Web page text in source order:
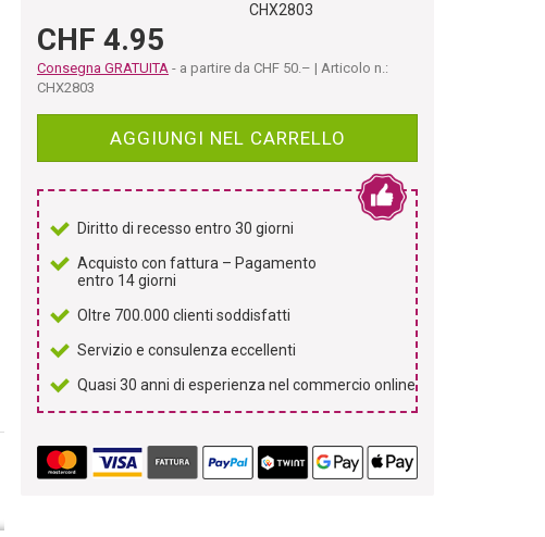
CHX2803
CHF 4.95
Consegna GRATUITA - a partire da CHF 50.– | Articolo n.:
CHX2803
AGGIUNGI NEL CARRELLO
Diritto di recesso entro 30 giorni
Acquisto con fattura – Pagamento
entro 14 giorni
Oltre 700.000 clienti soddisfatti
Servizio e consulenza eccellenti
Quasi 30 anni di esperienza nel commercio online